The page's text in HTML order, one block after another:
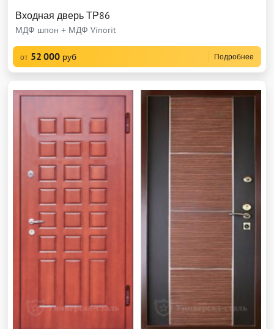
Входная дверь ТР86
МДФ шпон + МДФ Vinorit
от 52 000 руб Подробнее